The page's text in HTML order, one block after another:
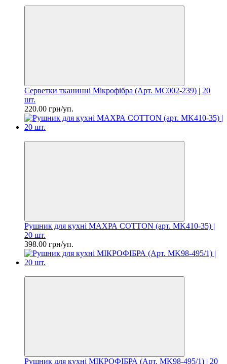
Серветки тканинні Мікрофібра (Арт. MC002-239) | 20
шт.
220.00 грн/уп.
Рушник для кухні МАХРА COTTON (арт. MK410-35) |
20 шт.
398.00 грн/уп.
Рушник для кухні МІКРОФІБРА (Арт. MK98-495/1) | 20